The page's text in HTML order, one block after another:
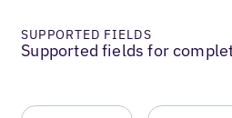
SUPPORTED FIELDS
Supported fields for